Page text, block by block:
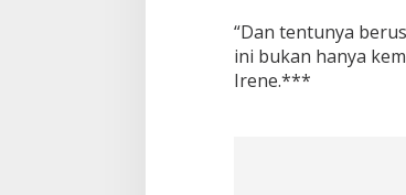
“Dan tentunya
ini bukan hanya
Irene.***